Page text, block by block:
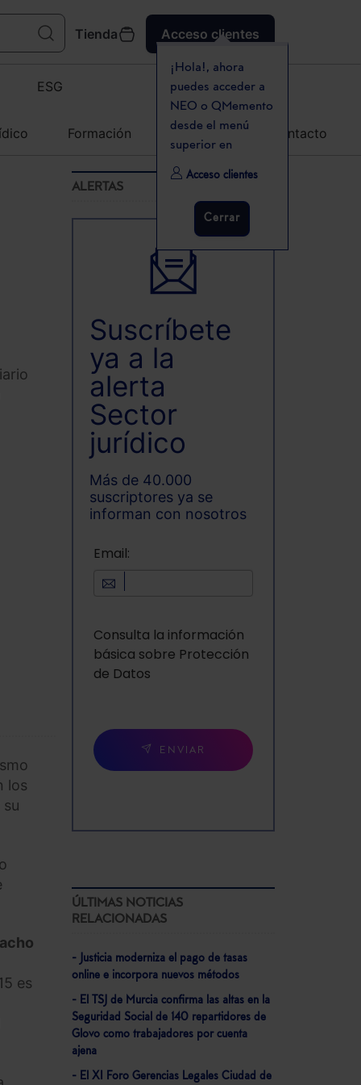
Tienda Acceso clientes
¡Hola!, ahora
puedes acceder a
NEO o QMemento
desde el menú
superior en
Acceso clientes
Cerrar
ESG
Formación Agenda Contacto
los
es
ALERTAS
Suscríbete
ya a la
alerta
Sector
jurídico
Más de 40.000
suscriptores ya se
informan con nosotros
Email:
Consulta la información
básica sobre Protección
de Datos
ENVIAR
ÚLTIMAS NOTICIAS
RELACIONADAS
- Justicia moderniza el pago de tasas
online e incorpora nuevos métodos
- El TSJ de Murcia confirma las altas en la
Seguridad Social de 140 repartidores de
Glovo como trabajadores por cuenta
ajena
- El XI Foro Gerencias Legales Ciudad de